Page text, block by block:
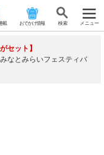
載 おでかけ情報 検 索 メニュー
セット】
なとみらいフェスティバ